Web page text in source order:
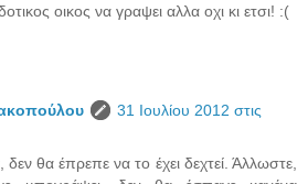
οικος να γραψει αλλα οχι κι ετσι! :(
31 Ιουλίου 2012 στις
δεν θα έπρεπε να το έχει δεχτεί. Άλλωστε,